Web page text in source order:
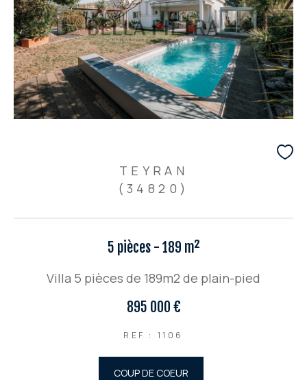
TEYRAN
(34820)
5 pièces - 189 m²
Villa 5 pièces de 189m2 de plain-pied
895 000 €
REF : 1106
COUP DE COEUR